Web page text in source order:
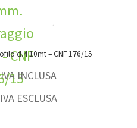
Sonda in poliestere monofilo d.4 10mt – CNF 176/15
IVA INCLUSA
IVA ESCLUSA